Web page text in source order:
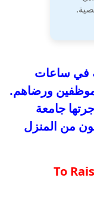
في ساعات
ورضاهم.
جامعة
من المنزل
To